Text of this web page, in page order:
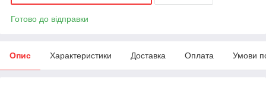
Готово до відправки
Опис Характеристики Доставка Оплата Умови